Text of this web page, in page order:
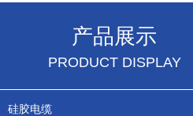
产品展示
PRODUCT DISPLAY
硅胶电缆